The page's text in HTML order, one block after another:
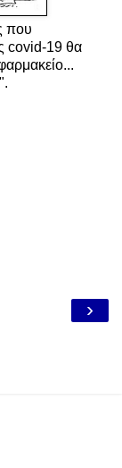
που
covid-19 θα
›